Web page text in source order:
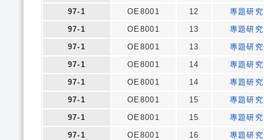
97-1
OE8001 12
專題研究
97-1
OE8001 13
專題研究
97-1
OE8001 13
專題研究
97-1
OE8001 14
專題研究
97-1
OE8001 14
專題研究
97-1
OE8001 15
專題研究
97-1
OE8001 15
專題研究
97-1
OE8001 16
專題研究